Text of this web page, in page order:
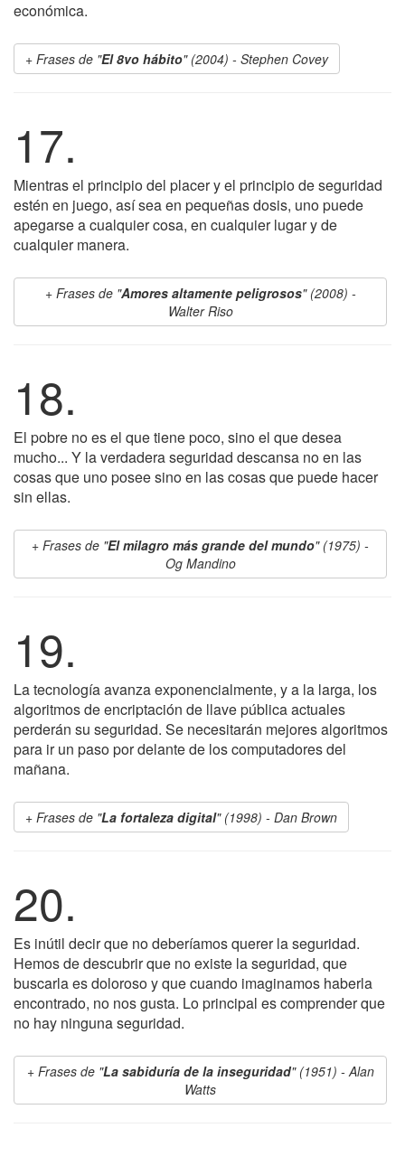
económica.
Frases de "El 8vo hábito" (2004) - Stephen Covey
17.
Mientras el principio del placer y el principio de seguridad
estén en juego, así sea en pequeñas dosis, uno puede
apegarse a cualquier cosa, en cualquier lugar y de
cualquier manera.
Frases de "Amores altamente peligrosos" (2008) -
Walter Riso
18.
El pobre no es el que tiene poco, sino el que desea
mucho... Y la verdadera seguridad descansa no en las
cosas que uno posee sino en las cosas que puede hacer
sin ellas.
Frases de "El milagro más grande del mundo" (1975) -
Og Mandino
19.
La tecnología avanza exponencialmente, y a la larga, los
algoritmos de encriptación de llave pública actuales
perderán su seguridad. Se necesitarán mejores algoritmos
para ir un paso por delante de los computadores del
mañana.
Frases de "La fortaleza digital" (1998) - Dan Brown
20.
Es inútil decir que no deberíamos querer la seguridad.
Hemos de descubrir que no existe la seguridad, que
buscarla es doloroso y que cuando imaginamos haberla
encontrado, no nos gusta. Lo principal es comprender que
no hay ninguna seguridad.
Frases de "La sabiduría de la inseguridad" (1951) - Alan
Watts